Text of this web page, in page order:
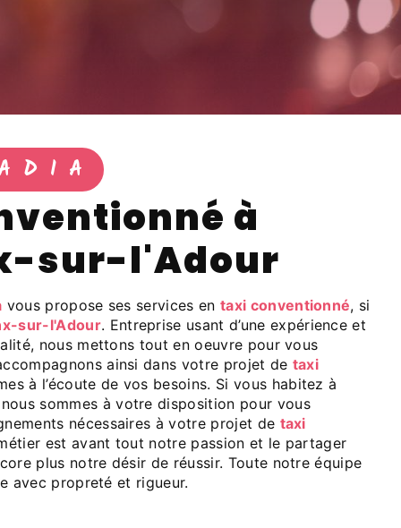
sur-l'Adour
vous propose ses services en taxi conventionné, si
sur-l'Adour. Entreprise usant d’une expérience et
nous mettons tout en oeuvre pour vous
ainsi dans votre projet de taxi
à l’écoute de vos besoins. Si vous habitez à
sommes à votre disposition pour vous
nécessaires à votre projet de taxi
est avant tout notre passion et le partager
plus notre désir de réussir. Toute notre équipe
avec propreté et rigueur.